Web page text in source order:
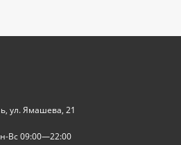
ул. Ямашева, 21
Вс 09:00—22:00